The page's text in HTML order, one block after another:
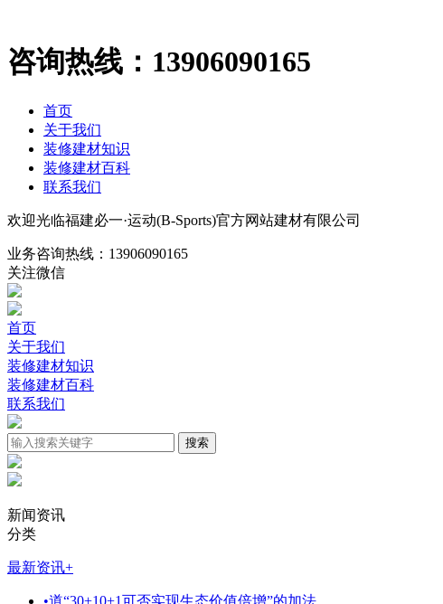
咨询热线： 13906090165
首页
关于我们
装修建材知识
装修建材百科
联系我们
欢迎光临福建必一·运动(B-Sports)官方网站建材有限公司
业务咨询热线： 13906090165
关注微信
首页
关于我们
装修建材知识
装修建材百科
联系我们
新闻资讯
分类
最新资讯+
•道“30+10+1可否实现生态价值倍增”的加法